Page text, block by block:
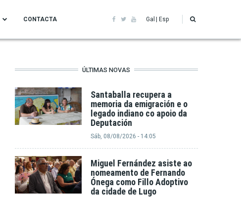
CONTACTA Gal Esp
ÚLTIMAS NOVAS
Santaballa recupera a
memoria da emigración e o
legado indiano co apoio da
Deputación
Sáb, 08/08/2026 - 14:05
Miguel Fernández asiste ao
nomeamento de Fernando
Ónega como Fillo Adoptivo
da cidade de Lugo